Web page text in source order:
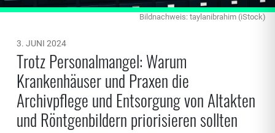
Bildnachweis: taylanibrahim (iStock)
3. JUNI 2024
Trotz Personalmangel: Warum
Krankenhäuser und Praxen die
Archivpflege und Entsorgung von Altakten
und Röntgenbildern priorisieren sollten